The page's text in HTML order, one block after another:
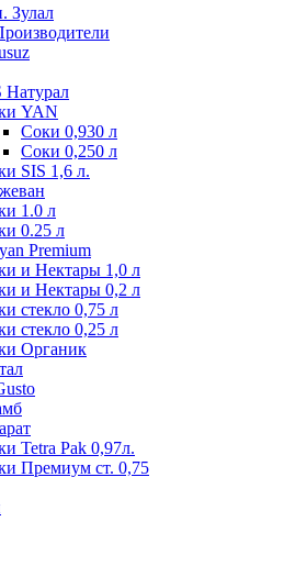
Зулал
Натурал
YAN
Соки 0,930 л
Соки 0,250 л
SIS 1,6 л.
1.0 л
0.25 л
Premium
и Нектары 1,0 л
и Нектары 0,2 л
стекло 0,75 л
стекло 0,25 л
Органик
Tetra Pak 0,97л.
Премиум ст. 0,75